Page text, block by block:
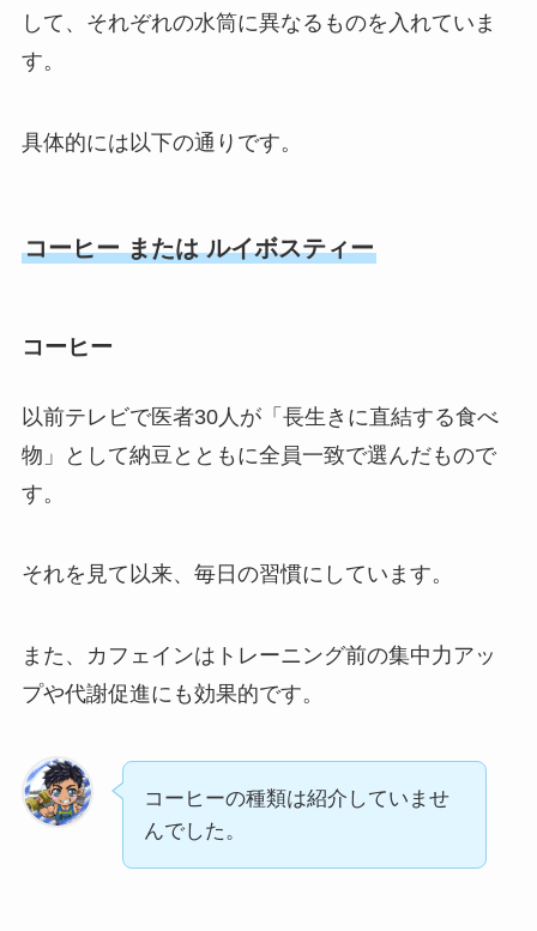
して、それぞれの水筒に異なるものを入れていま
す。
具体的には以下の通りです。
コーヒー または ルイボスティー
コーヒー
以前テレビで医者30人が「長生きに直結する食べ
物」として納豆とともに全員一致で選んだもので
す。
それを見て以来、毎日の習慣にしています。
また、カフェインはトレーニング前の集中力アッ
プや代謝促進にも効果的です。
コーヒーの種類は紹介していませ
んでした。